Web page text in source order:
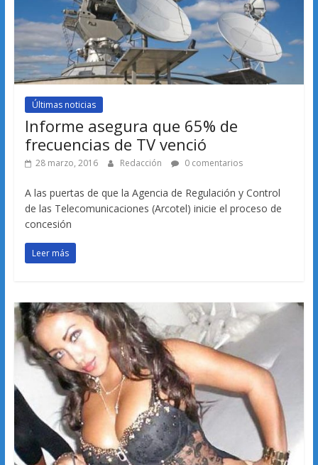
Últimas noticias
Informe asegura que 65% de
frecuencias de TV venció
28 marzo, 2016 Redacción 0 comentarios
A las puertas de que la Agencia de Regulación y Control
de las Telecomunicaciones (Arcotel) inicie el proceso de
concesión
Leer más